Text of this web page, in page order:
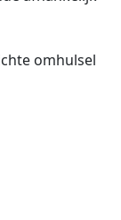
omhulsel